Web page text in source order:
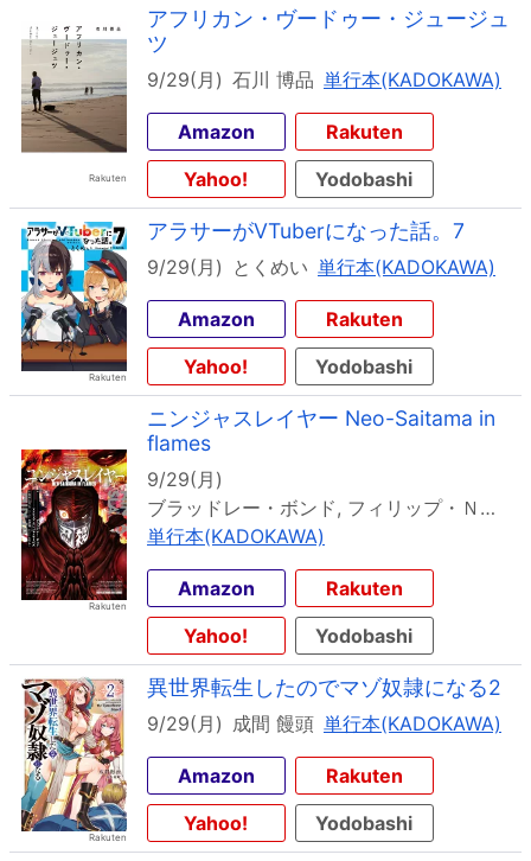
アフリカン・ヴードゥー・ジュージュ
ツ
9/29(月) 石川 博品 単行本(KADOKAWA)
Amazon
Rakuten
Yahoo!
Yodobashi
アラサーがVTuberになった話。7
9/29(月) とくめい 単行本(KADOKAWA)
Amazon
Rakuten
Yahoo!
Yodobashi
ニンジャスレイヤー Neo-Saitama in
flames
9/29(月)
ブラッドレー・ボンド, フィリップ・Ｎ・モーゼズ
単行本(KADOKAWA)
Amazon
Rakuten
Yahoo!
Yodobashi
異世界転生したのでマゾ奴隷になる2
9/29(月) 成間 饅頭 単行本(KADOKAWA)
Amazon
Rakuten
Yahoo!
Yodobashi